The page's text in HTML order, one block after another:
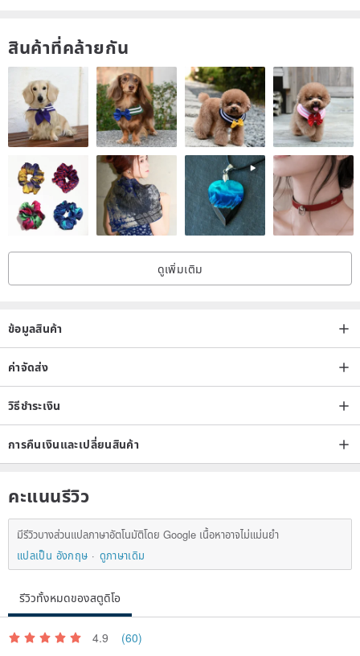
6. When wearing, please pay attention to avoid frictional contact
with other items such as bag accessories.
7. The store has tried its best to present the color of the actual
product as completely as possible, but everyone's computer and
mobile phone screen monitors are different, and there is inevitably
a slight color difference.
Buyers who have strict requirements on color, please consider
carefully before placing an order. If you have any questions, please
feel free to send us a private message before purchasing.
สินค้าที่คล้ายกัน
ดูเพิ่มเติม
ข้อมูลสินค้า
ค่าจัดส่ง
วิธีชำระเงิน
การคืนเงินและเปลี่ยนสินค้า
คะแนนรีวิว
มีรีวิวบางส่วนแปลภาษาอัตโนมัติโดย Google เนื้อหาอาจไม่แม่นยำ
แปลเป็น อังกฤษ
ดูภาษาเดิม
รีวิวทั้งหมดของสตูดิโอ
4.9 (60)